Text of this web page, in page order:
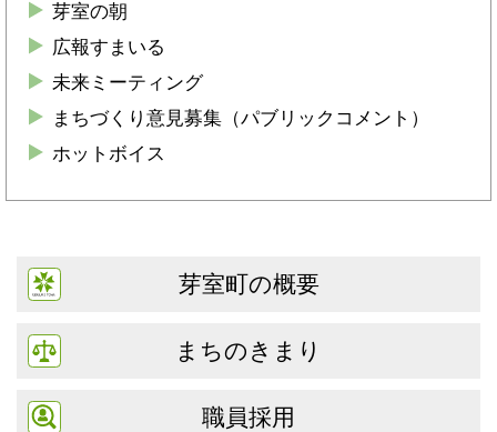
芽室の朝
広報すまいる
未来ミーティング
まちづくり意見募集（パブリックコメント）
ホットボイス
芽室町の概要
まちのきまり
職員採用